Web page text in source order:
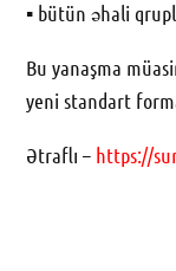
▪️ bütün əhali
Bu yanaşma
yeni standart
Ətraflı – https://